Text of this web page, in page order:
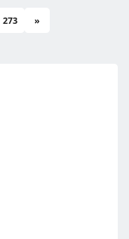
273 »